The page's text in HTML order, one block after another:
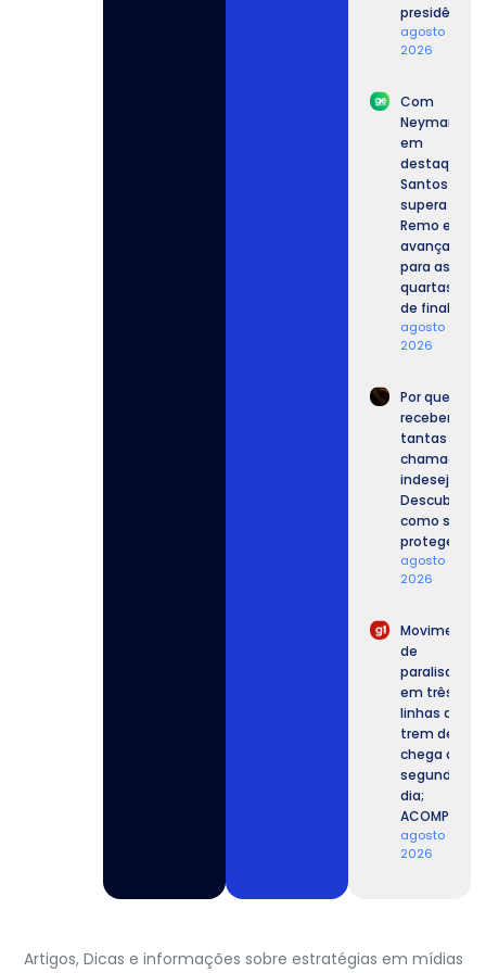
presidência.
agosto 7,
2026
Com
Neymar
em
destaque,
Santos
supera o
Remo e
avança
para as
quartas
de final.
agosto 6,
2026
Por que
recebemos
tantas
chamadas
Descubra
como se
proteger.
agosto 6,
2026
Movimento
de
paralisação
em três
linhas de
trem de SP
chega ao
segundo
dia;
ACOMPANHE.
agosto 6,
2026
Artigos, Dicas e informações sobre estratégias em mídias